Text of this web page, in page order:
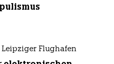
Flughafen